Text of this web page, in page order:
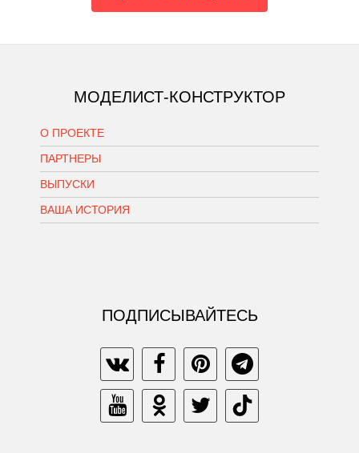
МОДЕЛИСТ-КОНСТРУКТОР
О ПРОЕКТЕ
ПАРТНЕРЫ
ВЫПУСКИ
ВАША ИСТОРИЯ
ПОДПИСЫВАЙТЕСЬ